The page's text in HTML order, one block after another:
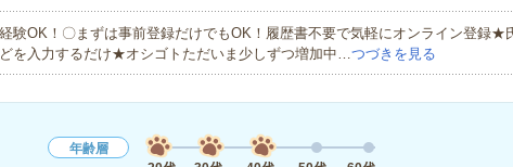
験OK！〇まずは事前登録だけでもOK！履歴書不要で気軽にオンライン登録★
を入力するだけ★オシゴトただいま少しずつ増加中…つづきを見る
年齢層